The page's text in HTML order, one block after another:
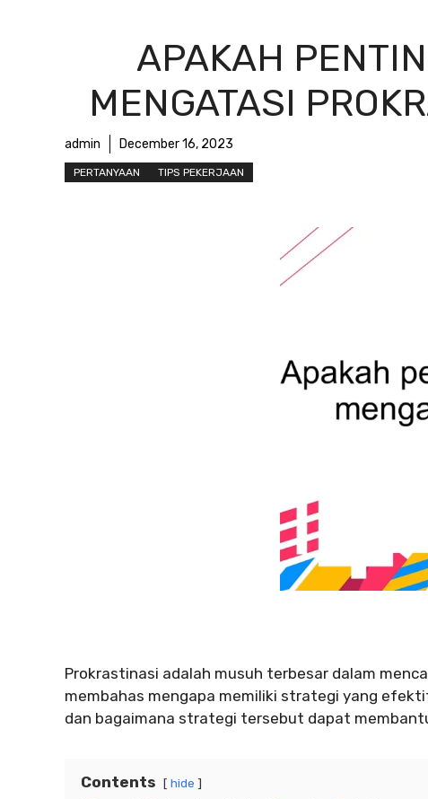
APAKAH
MENGATASI
admin December 16, 2023
PERTANYAAN TIPS PEKERJAAN
Prokrastinasi adalah musuh terbesar dalam
membahas mengapa memiliki strategi yang
dan bagaimana strategi tersebut dapat
Contents hide